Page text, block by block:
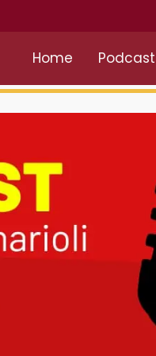
Home Podcast